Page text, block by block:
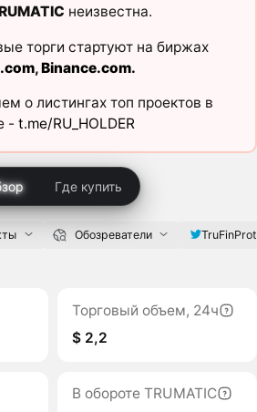
неизвестна.
торги стартуют на биржах
,Binance.com.
о листингах топ проектов в
- t.me/RU_HOLDER
Где купить
Обозреватели
Торговый объем, 24ч
$ 2,2
В обороте TRUMATIC